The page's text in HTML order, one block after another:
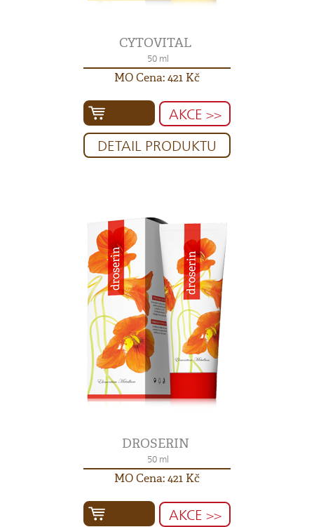
CYTOVITAL
50 ml
MO Cena: 421 Kč
AKCE >>
DETAIL PRODUKTU
DROSERIN
50 ml
MO Cena: 421 Kč
AKCE >>